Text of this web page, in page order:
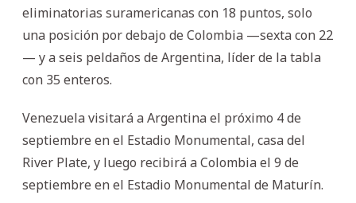
eliminatorias suramericanas con 18 puntos, solo
una posición por debajo de Colombia —sexta con 22
— y a seis peldaños de Argentina, líder de la tabla
con 35 enteros.
Venezuela visitará a Argentina el próximo 4 de
septiembre en el Estadio Monumental, casa del
River Plate, y luego recibirá a Colombia el 9 de
septiembre en el Estadio Monumental de Maturín.